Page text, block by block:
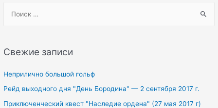
r
h
f
o
Свежие записи
Неприлично большой гольф
Рейд выходного дня "День Бородина" — 2 сентября 2017 г.
Приключенческий квест "Наследие ордена" (27 мая 2017 г)